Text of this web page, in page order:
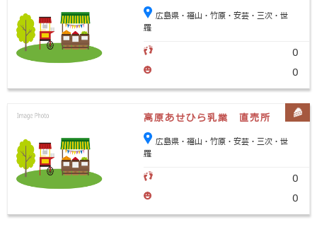
広島県・福山・竹原・安芸・三次・世
羅
0
0
高原あせひら乳業 直売所
広島県・福山・竹原・安芸・三次・世
羅
0
0